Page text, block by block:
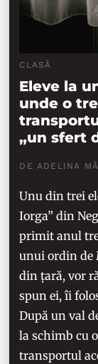
CLASĂ
Eleve la
unde o
„un sfert
DE ADELINA
Unu din trei
Iorga” din
primit anul
unui ordin de
din țară, vor
spun ei, îi
După un val
la schimb cu
transportul